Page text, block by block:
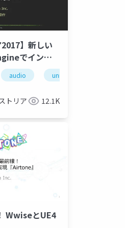
unreal engine 4
2017】新しい
でインタ
コンテンツは
！？
audio unreal engine
トリア 12.1K
WwiseとUE4